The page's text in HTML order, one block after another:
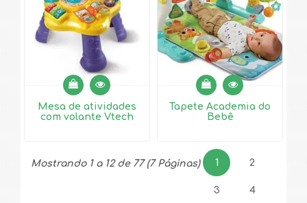
Mesa de atividades
com volante Vtech
Tapete Academia do
Bebê
Mostrando 1 a 12 de 77 (7 Páginas) 1 2
3 4